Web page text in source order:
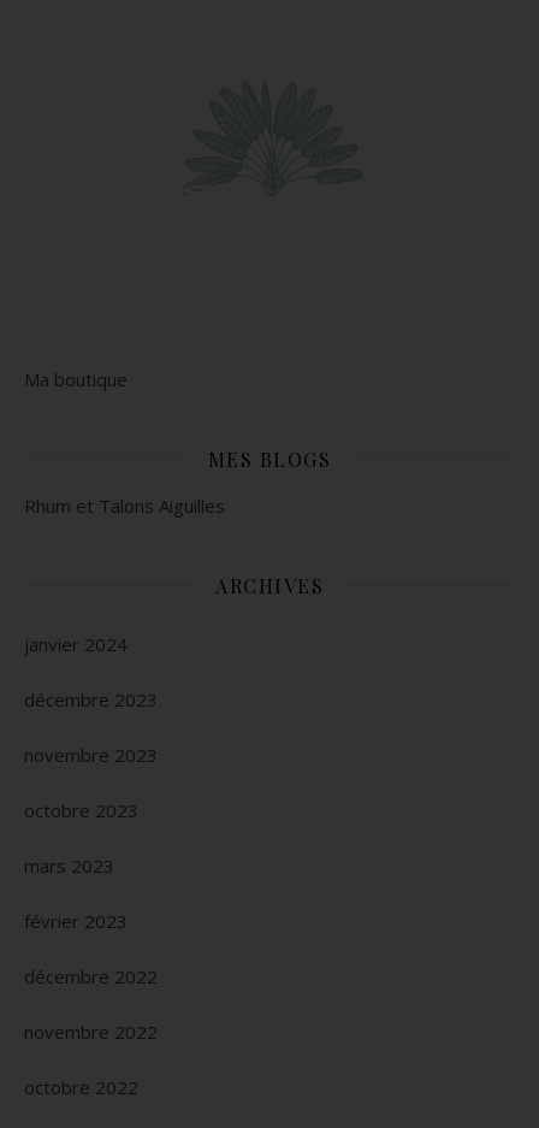
Ma boutique
MES BLOGS
Rhum et Talons Aiguilles
ARCHIVES
janvier 2024
décembre 2023
novembre 2023
octobre 2023
mars 2023
février 2023
décembre 2022
novembre 2022
octobre 2022